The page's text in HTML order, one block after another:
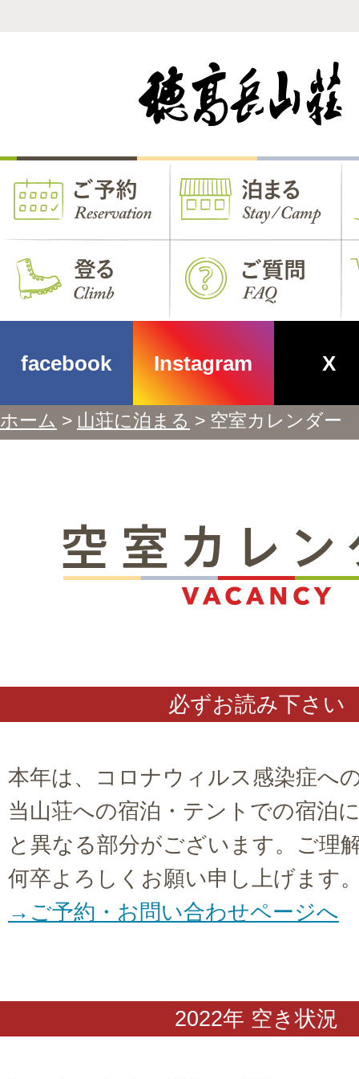
facebook Instagram X
ホーム > 山荘に泊まる > 空室カレンダー
必ずお読み下さい
本年は、コロナウィルス感染症へ
当山荘への宿泊・テントでの宿泊
と異なる部分がございます。ご理
何卒よろしくお願い申し上げます
→ご予約・お問い合わせページへ
2022年 空き状況